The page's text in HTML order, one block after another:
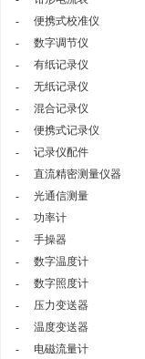
-
便携式校准仪
-
数字调节仪
-
有纸记录仪
-
无纸记录仪
-
混合记录仪
-
便携式记录仪
-
记录仪配件
-
直流精密测量仪器
-
光通信测量
-
功率计
-
手操器
-
数字温度计
-
数字照度计
-
压力变送器
-
温度变送器
-
电磁流量计